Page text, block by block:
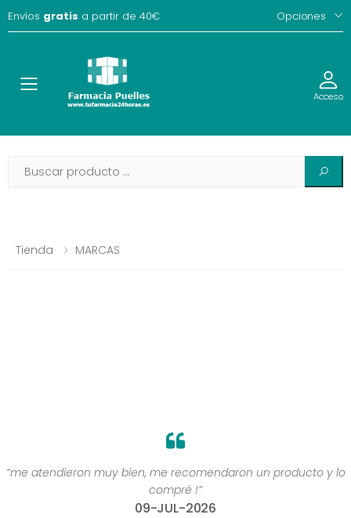
Envíos gratis a partir de 40€ Opciones
Toggle Acceso
Tienda MARCAS
“me atendieron muy bien, me recomendaron un producto y lo
compré !”
09-JUL-2026